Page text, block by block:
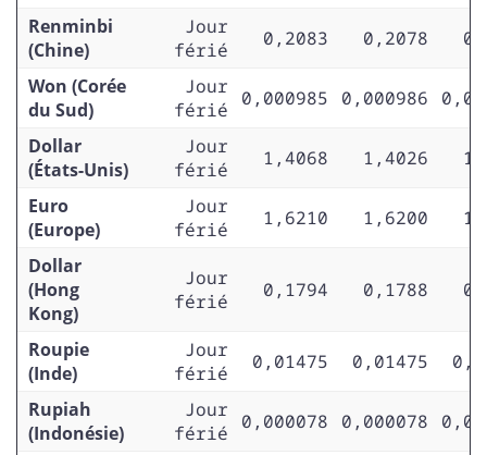
Renminbi
(Chine)
Jour
férié
0,2083 0,2078
Won (Corée
du Sud)
Jour
férié
0,000985 0,000986
Dollar
(États-Unis)
Jour
férié
1,4068 1,4026
Euro
(Europe)
Jour
férié
1,6210 1,6200
Dollar
(Hong
Kong)
Jour
férié
0,1794 0,1788
Roupie
(Inde)
Jour
férié
0,01475 0,01475
Rupiah
(Indonésie)
Jour
férié
0,000078 0,000078